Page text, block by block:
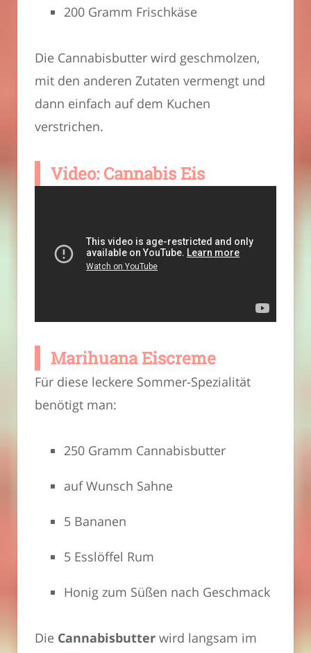
200 Gramm Frischkäse
Die Cannabisbutter wird geschmolzen,
mit den anderen Zutaten vermengt und
dann einfach auf dem Kuchen
verstrichen.
Video: Cannabis Eis
Marihuana Eiscreme
Für diese leckere Sommer-Spezialität
benötigt man:
250 Gramm Cannabisbutter
auf Wunsch Sahne
5 Bananen
5 Esslöffel Rum
Honig zum Süßen nach Geschmack
Die Cannabisbutter wird langsam im